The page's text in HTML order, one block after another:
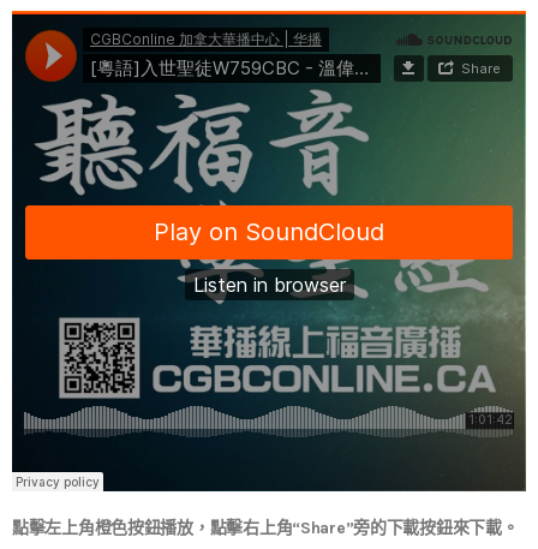
點擊左上角橙色按鈕播放，點擊右上角“Share”旁的下載按鈕來下載。